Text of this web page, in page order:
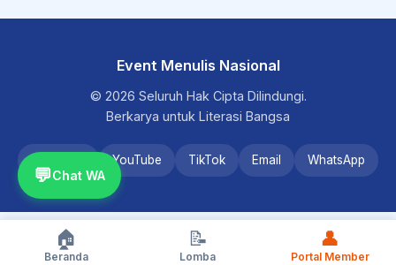
Event Menulis Nasional
© 2026 Seluruh Hak Cipta Dilindungi.
Berkarya untuk Literasi Bangsa
YouTube TikTok Email WhatsApp
💬Chat WA
🏠
Beranda
📝
Lomba
👤
Portal Member